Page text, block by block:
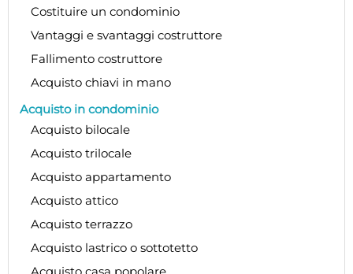
Costituire un condominio
Vantaggi e svantaggi costruttore
Fallimento costruttore
Acquisto chiavi in mano
Acquisto in condominio
Acquisto bilocale
Acquisto trilocale
Acquisto appartamento
Acquisto attico
Acquisto terrazzo
Acquisto lastrico o sottotetto